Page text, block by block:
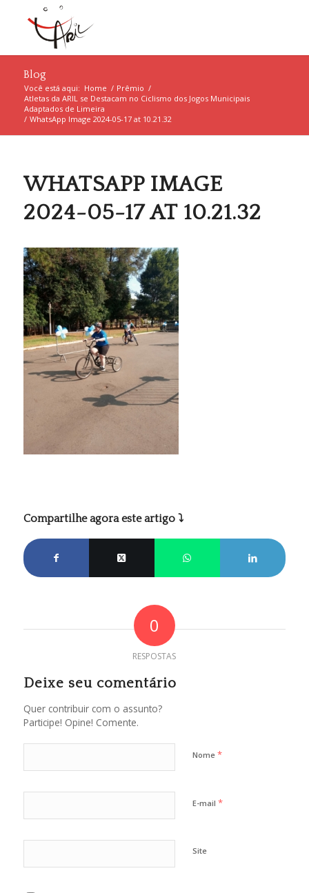
Blog
Você está aqui: Home / Prêmio /
Atletas da ARIL se Destacam no Ciclismo dos Jogos Municipais
Adaptados de Limeira
/ WhatsApp Image 2024-05-17 at 10.21.32
WHATSAPP IMAGE
2024-05-17 AT 10.21.32
Compartilhe agora este artigo ⤵
0
RESPOSTAS
Deixe seu comentário
Quer contribuir com o assunto?
Participe! Opine! Comente.
Nome *
E-mail *
Site